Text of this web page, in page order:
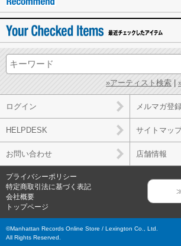
»アーティスト検索
ログイン メルマガ登
HELPDESK サイトマッ
お問い合わせ 店舗情報
プライバシーポリシー
特定商取引法に基づく表記
会社概要
トップページ
©Manhattan Records Online Store / Lexington Co., Ltd.
All Rights Reserved.